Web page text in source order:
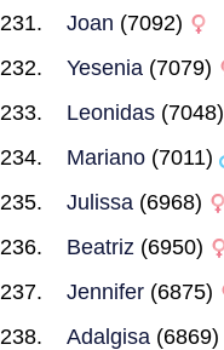
Joan (7092)
Yesenia (7079)
Leonidas (7048)
Mariano (7011)
Julissa (6968)
Beatriz (6950)
Jennifer (6875)
Adalgisa (6869)